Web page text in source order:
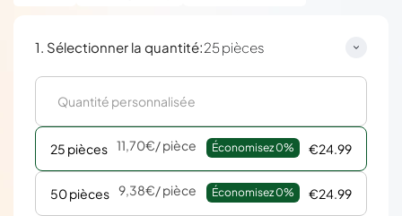
1. Sélectionner la quantité:25 pièces
25 pièces 11,70€/ pièce Économisez 0% €24.99
50 pièces 9,38€/ pièce Économisez 0% €24.99